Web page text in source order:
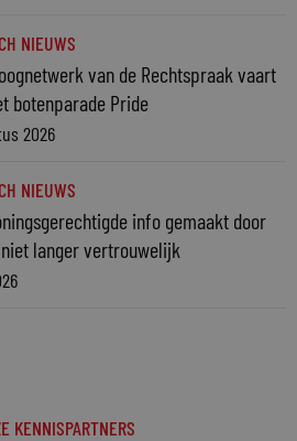
NIEUWS
van de Rechtspraak vaart
botenparade Pride
2026
NIEUWS
info gemaakt door
niet langer vertrouwelijk
KENNISPARTNERS